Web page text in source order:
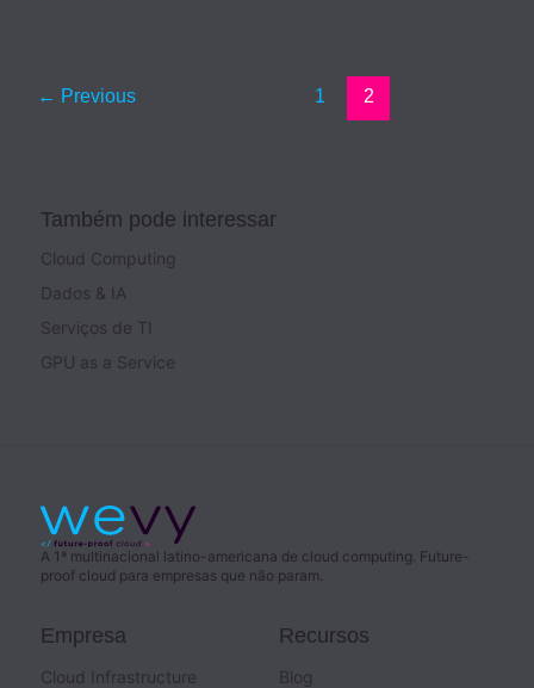
← Previous 1 2
Também pode interessar
Cloud Computing
Dados & IA
Serviços de TI
GPU as a Service
A 1ª multinacional latino-americana de cloud computing. Future-
proof cloud para empresas que não param.
Empresa
Cloud Infrastructure
Recursos
Blog